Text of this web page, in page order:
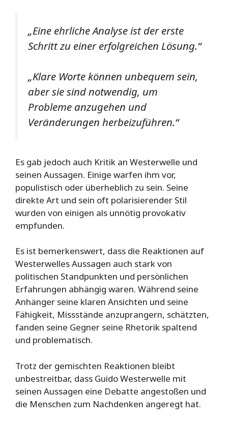
„Eine ehrliche Analyse ist der erste
Schritt zu einer erfolgreichen Lösung.“
„Klare Worte können unbequem sein,
aber sie sind notwendig, um
Probleme anzugehen und
Veränderungen herbeizuführen.“
Es gab jedoch auch Kritik an Westerwelle und
seinen Aussagen. Einige warfen ihm vor,
populistisch oder überheblich zu sein. Seine
direkte Art und sein oft polarisierender Stil
wurden von einigen als unnötig provokativ
empfunden.
Es ist bemerkenswert, dass die Reaktionen auf
Westerwelles Aussagen auch stark von
politischen Standpunkten und persönlichen
Erfahrungen abhängig waren. Während seine
Anhänger seine klaren Ansichten und seine
Fähigkeit, Missstände anzuprangern, schätzten,
fanden seine Gegner seine Rhetorik spaltend
und problematisch.
Trotz der gemischten Reaktionen bleibt
unbestreitbar, dass Guido Westerwelle mit
seinen Aussagen eine Debatte angestoßen und
die Menschen zum Nachdenken angeregt hat.